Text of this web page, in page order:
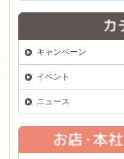
キャンペーン
イベント
ニュース